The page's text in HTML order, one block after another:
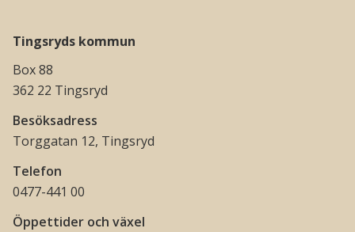
Tingsryds kommun
Box 88
362 22 Tingsryd
Besöksadress
Torggatan 12, Tingsryd
Telefon
0477-441 00
Öppettider och växel